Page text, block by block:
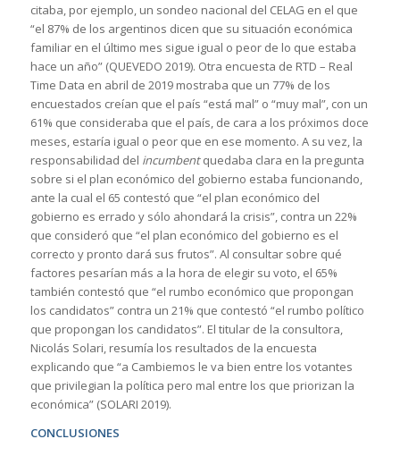
citaba, por ejemplo, un sondeo nacional del CELAG en el que
“el 87% de los argentinos dicen que su situación económica
familiar en el último mes sigue igual o peor de lo que estaba
hace un año” (QUEVEDO 2019). Otra encuesta de RTD – Real
Time Data en abril de 2019 mostraba que un 77% de los
encuestados creían que el país “está mal” o “muy mal”, con un
61% que consideraba que el país, de cara a los próximos doce
meses, estaría igual o peor que en ese momento. A su vez, la
responsabilidad del incumbentquedaba clara en la pregunta
sobre si el plan económico del gobierno estaba funcionando,
ante la cual el 65 contestó que “el plan económico del
gobierno es errado y sólo ahondará la crisis”, contra un 22%
que consideró que “el plan económico del gobierno es el
correcto y pronto dará sus frutos”. Al consultar sobre qué
factores pesarían más a la hora de elegir su voto, el 65%
también contestó que “el rumbo económico que propongan
los candidatos” contra un 21% que contestó “el rumbo político
que propongan los candidatos”. El titular de la consultora,
Nicolás Solari, resumía los resultados de la encuesta
explicando que “a Cambiemos le va bien entre los votantes
que privilegian la política pero mal entre los que priorizan la
económica” (SOLARI 2019).
CONCLUSIONES